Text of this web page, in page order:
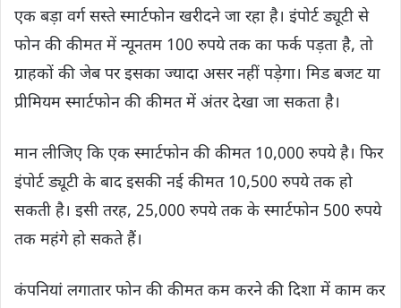
एक बड़ा वर्ग सस्ते स्मार्टफोन खरीदने जा रहा है। इंपोर्ट ड्यूटी से
फोन की कीमत में न्यूनतम 100 रुपये तक का फर्क पड़ता है, तो
ग्राहकों की जेब पर इसका ज्यादा असर नहीं पड़ेगा। मिड बजट या
प्रीमियम स्मार्टफोन की कीमत में अंतर देखा जा सकता है।
मान लीजिए कि एक स्मार्टफोन की कीमत 10,000 रुपये है। फिर
इंपोर्ट ड्यूटी के बाद इसकी नई कीमत 10,500 रुपये तक हो
सकती है। इसी तरह, 25,000 रुपये तक के स्मार्टफोन 500 रुपये
तक महंगे हो सकते हैं।
कंपनियां लगातार फोन की कीमत कम करने की दिशा में काम कर